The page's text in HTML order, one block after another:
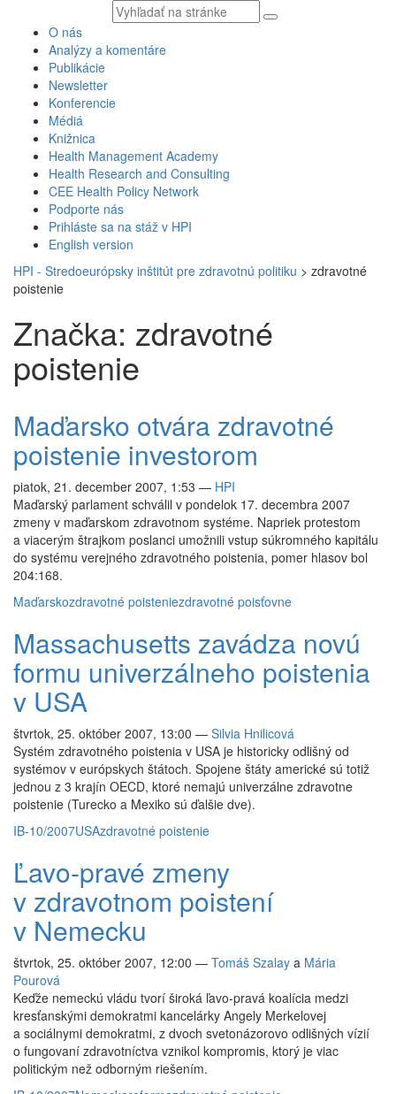
Vyhľadávaný
text
O nás
Analýzy a komentáre
Publikácie
Newsletter
Konferencie
Médiá
Knižnica
Health Management Academy
Health Research and Consulting
CEE Health Policy Network
Podporte nás
Prihláste sa na stáž v HPI
English version
HPI - Stredoeurópsky inštitút pre zdravotnú politiku > zdravotné
poistenie
Značka: zdravotné
poistenie
Maďarsko otvára zdravotné
poistenie investorom
piatok, 21. december 2007, 1:53 — HPI
Maďarský parlament schválil v pondelok 17. decembra 2007
zmeny v maďarskom zdravotnom systéme. Napriek protestom
a viacerým štrajkom poslanci umožnili vstup súkromného kapitálu
do systému verejného zdravotného poistenia, pomer hlasov bol
204:168.
Maďarskozdravotné poisteniezdravotné poisťovne
Massachusetts zavádza novú
formu univerzálneho poistenia
v USA
štvrtok, 25. október 2007, 13:00 — Silvia Hnilicová
Systém zdravotného poistenia v USA je historicky odlišný od
systémov v európskych štátoch. Spojene štáty americké sú totiž
jednou z 3 krajín OECD, ktoré nemajú univerzálne zdravotne
poistenie (Turecko a Mexiko sú ďalšie dve).
IB-10/2007USAzdravotné poistenie
Ľavo-pravé zmeny
v zdravotnom poistení
v Nemecku
štvrtok, 25. október 2007, 12:00 — Tomáš Szalay a Mária
Pourová
Keďže nemeckú vládu tvorí široká ľavo-pravá koalícia medzi
kresťanskými demokratmi kancelárky Angely Merkelovej
a sociálnymi demokratmi, z dvoch svetonázorovo odlišných vízií
o fungovaní zdravotníctva vznikol kompromis, ktorý je viac
politickým než odborným riešením.